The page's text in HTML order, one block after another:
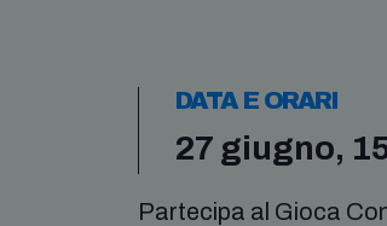
DATA E ORARI
27 giugno,
Partecipa al Gioca